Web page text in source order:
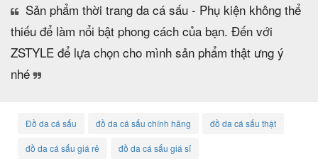
Sản phẩm thời trang da cá sấu - Phụ kiện không thể
thiếu để làm nổi bật phong cách của bạn. Đến với
ZSTYLE để lựa chọn cho mình sản phẩm thật ưng ý
nhé
Đồ da cá sấu đồ da cá sấu chính hãng đồ da cá sấu thật
đồ da cá sấu giá rẻ đồ da cá sấu giá sỉ